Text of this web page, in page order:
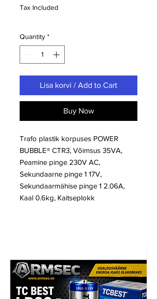
Tax Included
Quantity *
Lisa korvi / Add to Cart
Buy Now
Trafo plastik korpuses POWER
BUBBLE® CTR3, Võimsus 35VA,
Peamine pinge 230V AC,
Sekundaarne pinge 1 17V,
Sekundaarmähise pinge 1 2.06A,
Kaal 0.6kg, Kaitseplokk